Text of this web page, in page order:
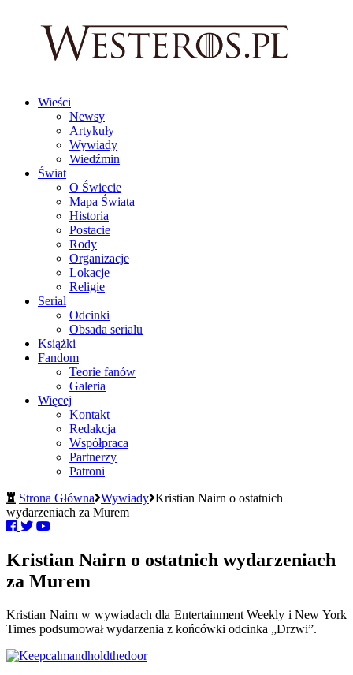
Wieści
Newsy
Artykuły
Wywiady
Wiedźmin
Świat
O Świecie
Mapa Świata
Historia
Postacie
Rody
Organizacje
Lokacje
Religie
Serial
Odcinki
Obsada serialu
Książki
Fandom
Teorie fanów
Galeria
Więcej
Kontakt
Redakcja
Współpraca
Partnerzy
Patroni
Strona Główna Wywiady Kristian Nairn o ostatnich
wydarzeniach za Murem
Kristian Nairn o ostatnich wydarzeniach
za Murem
Kristian Nairn w wywiadach dla Entertainment Weekly i New York
Times podsumował wydarzenia z końcówki odcinka „Drzwi”.